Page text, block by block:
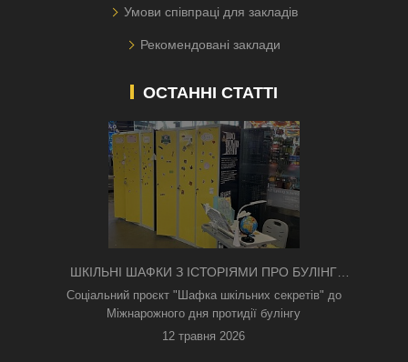
Умови співпраці для закладів
Рекомендовані заклади
ОСТАННІ СТАТТІ
ШКІЛЬНІ ШАФКИ З ІСТОРІЯМИ ПРО БУЛІНГ
З'ЯВИЛИСЯ В КИЄВІ
Соціальний проєкт "Шафка шкільних секретів" до
Міжнарожного дня протидії булінгу
12 травня 2026